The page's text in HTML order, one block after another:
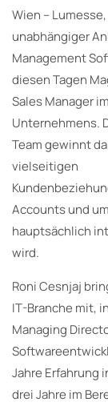
Wien –
unabhängiger
Management
diesen Tagen
Sales Manager
Unternehmens.
Team gewinnt
vielseitigen
Accounts und
hauptsächlich
wird.
Roni Cesnjaj
IT-Branche mit,
Managing
Jahre Erfahrung
drei Jahre im